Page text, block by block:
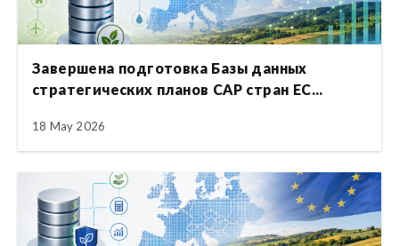
Завершена подготовка Базы данных
стратегических планов CAP стран ЕС...
18 May 2026